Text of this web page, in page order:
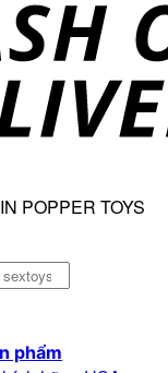
POPPER TOYS
phẩm